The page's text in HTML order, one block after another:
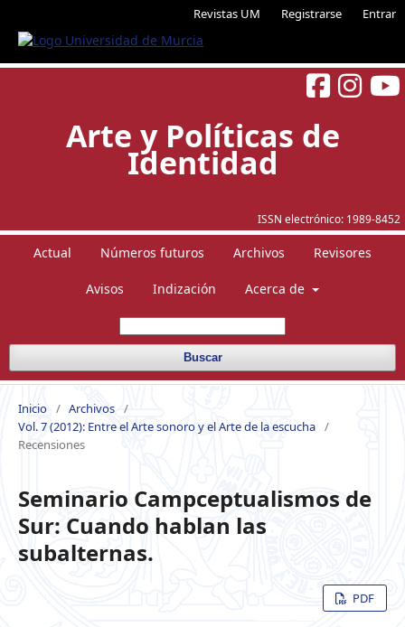
Revistas UM Registrarse Entrar
ISSN electrónico: 1989-8452
Arte y Políticas de
Identidad
Actual Números futuros Archivos Revisores
Avisos Indización Acerca de
Buscar
Inicio / Archivos /
Vol. 7 (2012): Entre el Arte sonoro y el Arte de la escucha /
Recensiones
Seminario Campceptualismos de
Sur: Cuando hablan las
subalternas.
PDF